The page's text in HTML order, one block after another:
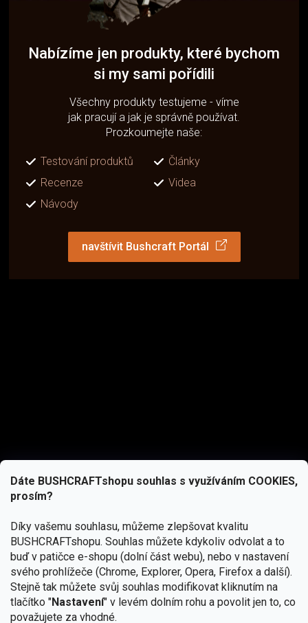
Dáte BUSHCRAFTshopu souhlas s využíváním COOKIES,
prosím?
Díky vašemu souhlasu, můžeme zlepšovat kvalitu
BUSHCRAFTshopu. Souhlas můžete kdykoliv odvolat a to
buď v patičce e-shopu (dolní část webu), nebo v nastavení
svého prohlížeče (Chrome, Explorer, Opera, Firefox a další).
Stejně tak můžete svůj souhlas modifikovat kliknutím na
tlačítko "Nastavení" v levém dolním rohu a povolit jen to, co
považujete za vhodné.
Nabízíme jen produkty, které bychom
si my sami pořídili
Všechny produkty testujeme - víme
jak pracují a jak je správně používat.
Prozkoumejte naše:
Testování produktů
Články
Recenze
Videa
Návody
navštívit Bushcraft Portál